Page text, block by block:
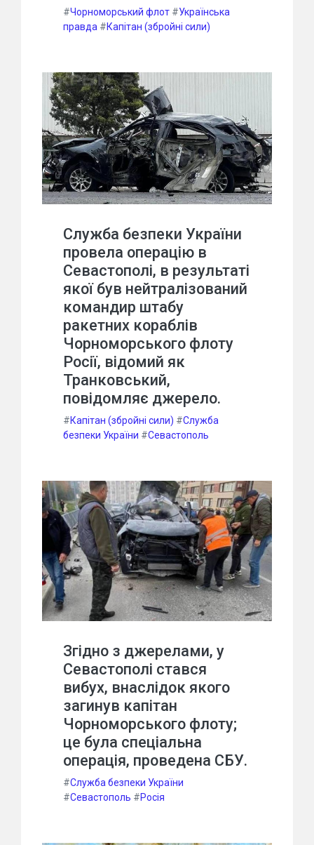
#Чорноморський флот #Українська
правда #Капітан (збройні сили)
Служба безпеки України
провела операцію в
Севастополі, в результаті
якої був нейтралізований
командир штабу
ракетних кораблів
Чорноморського флоту
Росії, відомий як
Транковський,
повідомляє джерело.
#Капітан (збройні сили) #Служба
безпеки України #Севастополь
Згідно з джерелами, у
Севастополі стався
вибух, внаслідок якого
загинув капітан
Чорноморського флоту;
це була спеціальна
операція, проведена СБУ.
#Служба безпеки України
#Севастополь #Росія